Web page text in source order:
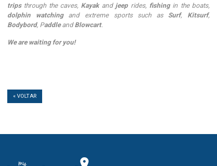
tripsthrough the caves, Kayakand jeeprides, fishingin the boats,
dolphin watchingand extreme sports such as Surf, Kitsurf,
Bodybord, PaddleandBlowcart.
We are waiting for you!
« VOLTAR